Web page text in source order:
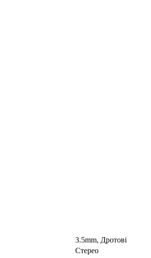
3.5mm, Дротові
Стерео